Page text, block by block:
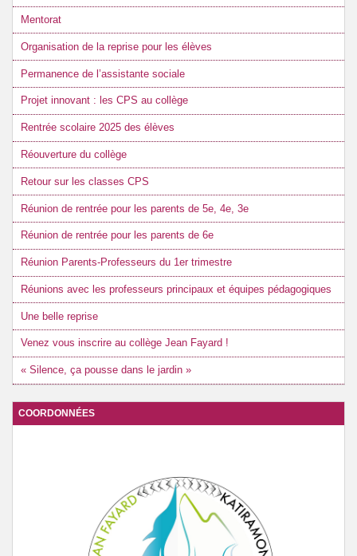
Mentorat
Organisation de la reprise pour les élèves
Permanence de l’assistante sociale
Projet innovant : les CPS au collège
Rentrée scolaire 2025 des élèves
Réouverture du collège
Retour sur les classes CPS
Réunion de rentrée pour les parents de 5e, 4e, 3e
Réunion de rentrée pour les parents de 6e
Réunion Parents-Professeurs du 1er trimestre
Réunions avec les professeurs principaux et équipes pédagogiques
Une belle reprise
Venez vous inscrire au collège Jean Fayard !
« Silence, ça pousse dans le jardin »
COORDONNÉES